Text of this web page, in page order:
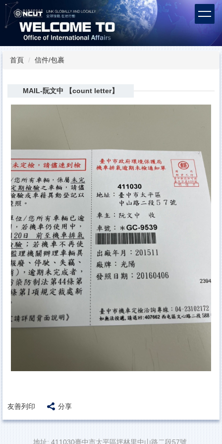
跳
到
主
內
容首頁 信件/包裹
MAIL-阮文中 【count letter】
友善列印 分享
地址: 411030臺中市太平區坪林里中山路二段57號